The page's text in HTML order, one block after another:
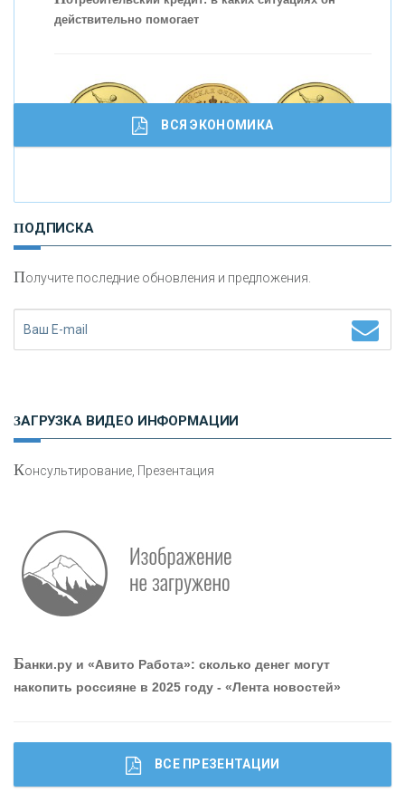
Работа мечты. Что банки делают для того, чтобы
привлечь и удержать персонал - «Интервью»
действительно помогает
И
сохранения и увеличения капитала
ВСЯ ЭКОНОМИКА
ПОДПИСКА
Получите последние обновления и предложения.
ЗАГРУЗКА ВИДЕО ИНФОРМАЦИИ
Консультирование, Презентация
Банки.ру и «Авито Работа»: сколько денег могут
накопить россияне в 2025 году - «Лента новостей»
ВСЕ ПРЕЗЕНТАЦИИ